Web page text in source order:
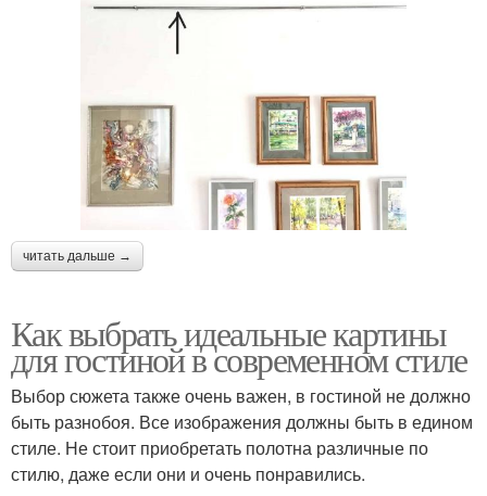
читать дальше →
Как выбрать идеальные картины
для гостиной в современном стиле
Выбор сюжета также очень важен, в гостиной не должно
быть разнобоя. Все изображения должны быть в едином
стиле. Не стоит приобретать полотна различные по
стилю, даже если они и очень понравились.